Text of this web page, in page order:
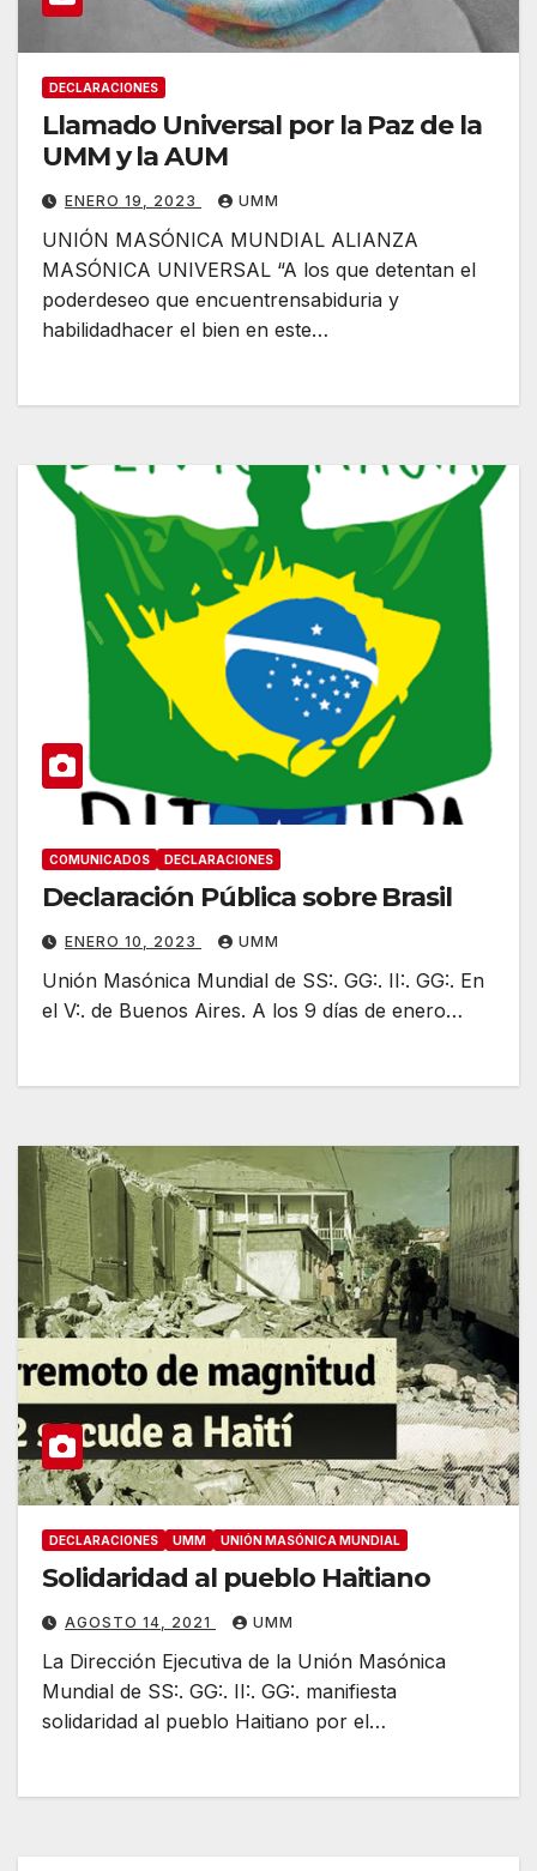
DECLARACIONES
Llamado Universal por la Paz de la
UMM y la AUM
ENERO 19, 2023 UMM
UNIÓN MASÓNICA MUNDIAL ALIANZA
MASÓNICA UNIVERSAL “A los que detentan el
poderdeseo que encuentrensabiduria y
habilidadhacer el bien en este…
COMUNICADOS DECLARACIONES
Declaración Pública sobre Brasil
ENERO 10, 2023 UMM
Unión Masónica Mundial de SS:. GG:. II:. GG:. En
el V:. de Buenos Aires. A los 9 días de enero…
DECLARACIONES UMM UNIÓN MASÓNICA MUNDIAL
Solidaridad al pueblo Haitiano
AGOSTO 14, 2021 UMM
La Dirección Ejecutiva de la Unión Masónica
Mundial de SS:. GG:. II:. GG:. manifiesta
solidaridad al pueblo Haitiano por el…